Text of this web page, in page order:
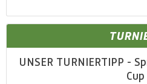
UNSER TURNIERTIPP -
Cup